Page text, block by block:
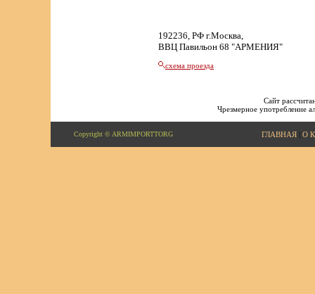
192236, РФ г.Москва,
ВВЦ Павильон 68 "АРМЕНИЯ"
схема проезда
Сайт
Чрезмерное употребление
Copyright © ARMIMPORTTORG ГЛАВНАЯ| О